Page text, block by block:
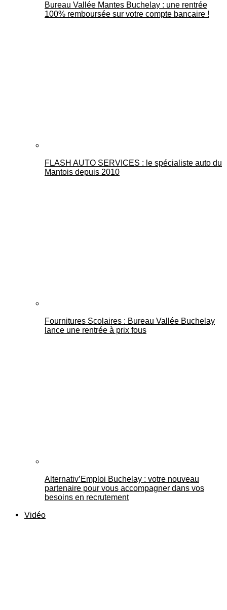
Bureau Vallée Mantes Buchelay : une rentrée
100% remboursée sur votre compte bancaire !
FLASH AUTO SERVICES : le spécialiste auto du
Mantois depuis 2010
Fournitures Scolaires : Bureau Vallée Buchelay
lance une rentrée à prix fous
Alternativ’Emploi Buchelay : votre nouveau
partenaire pour vous accompagner dans vos
besoins en recrutement
Vidéo